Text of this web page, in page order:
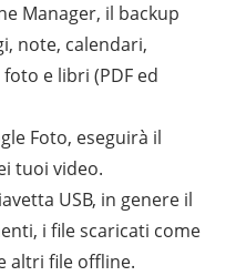
Manager, il backup
note, calendari,
e libri (PDF ed
Foto, eseguirà il
tuoi video.
USB, in genere il
i file scaricati come
altri file offline.